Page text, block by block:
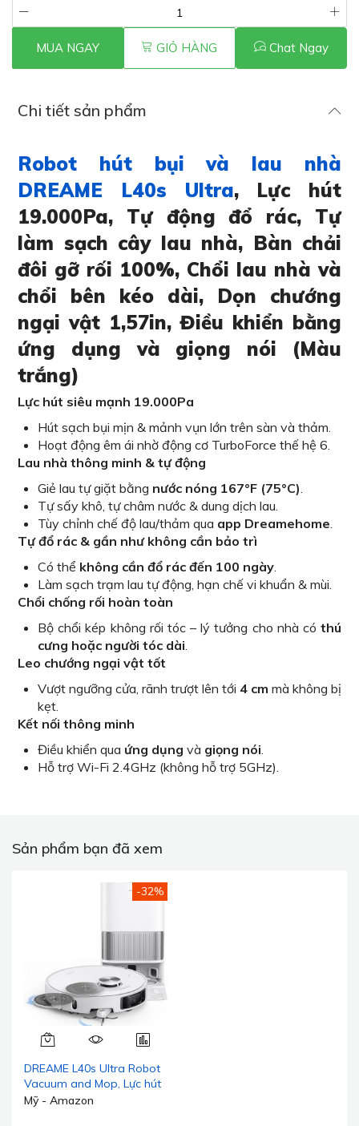
MUA NGAY GIỎ HÀNG Chat Ngay
Chi tiết sản phẩm
Robot hút bụi và lau nhà
DREAME L40s Ultra, Lực hút
19.000Pa, Tự động đổ rác, Tự
làm sạch cây lau nhà, Bàn chải
đôi gỡ rối 100%, Chổi lau nhà và
chổi bên kéo dài, Dọn chướng
ngại vật 1,57in, Điều khiển bằng
ứng dụng và giọng nói (Màu
trắng)
Lực hút siêu mạnh 19.000Pa
Hút sạch bụi mịn & mảnh vụn lớn trên sàn và thảm.
Hoạt động êm ái nhờ động cơ TurboForce thế hệ 6.
Lau nhà thông minh & tự động
Giẻ lau tự giặt bằng nước nóng 167°F (75°C)
Tự sấy khô, tự châm nước & dung dịch lau.
Tùy chỉnh chế độ lau/thảm qua app Dreamehome
Tự đổ rác & gần như không cần bảo trì
Có thể không cần đổ rác đến 100 ngày
Làm sạch trạm lau tự động, hạn chế vi khuẩn & mùi.
Chổi chống rối hoàn toàn
Bộ chổi kép không rối tóc – lý tưởng cho nhà có thú
cưng hoặc người tóc dài
Leo chướng ngại vật tốt
Vượt ngưỡng cửa, rãnh trượt lên tới 4 cm mà không bị
kẹt.
Kết nối thông minh
Điều khiển qua ứng dụng và giọng nói
Hỗ trợ Wi-Fi 2.4GHz (không hỗ trợ 5GHz).
Sản phẩm bạn đã xem
-32%
DREAME L40s Ultra Robot
Vacuum and Mop, Lực hút
19.000Pa, Tự động đổ rác,
Mỹ - Amazon